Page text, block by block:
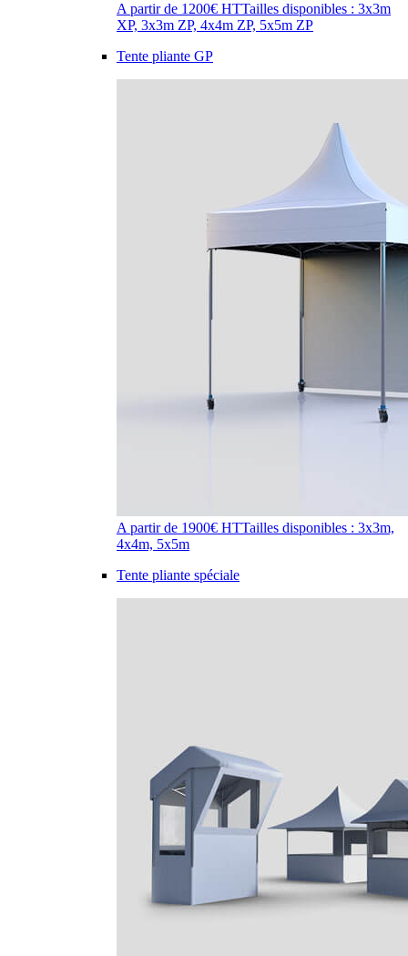
A partir de 1200€ HTTailles disponibles : 3x3m
XP, 3x3m ZP, 4x4m ZP, 5x5m ZP
Tente pliante GP
A partir de 1900€ HTTailles disponibles : 3x3m,
4x4m, 5x5m
Tente pliante spéciale